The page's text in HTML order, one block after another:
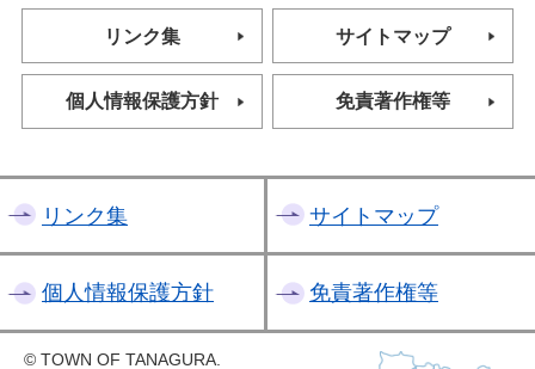
リンク集 サイトマップ
個人情報保護方針 免責著作権等
リンク集 サイトマップ
個人情報保護方針 免責著作権等
© TOWN OF TANAGURA.